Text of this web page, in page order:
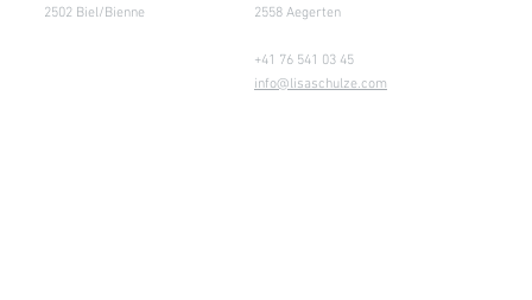
2502 Biel/Bienne
2558 Aegerten
+41 76 541 03 45
info@lisaschulze.com